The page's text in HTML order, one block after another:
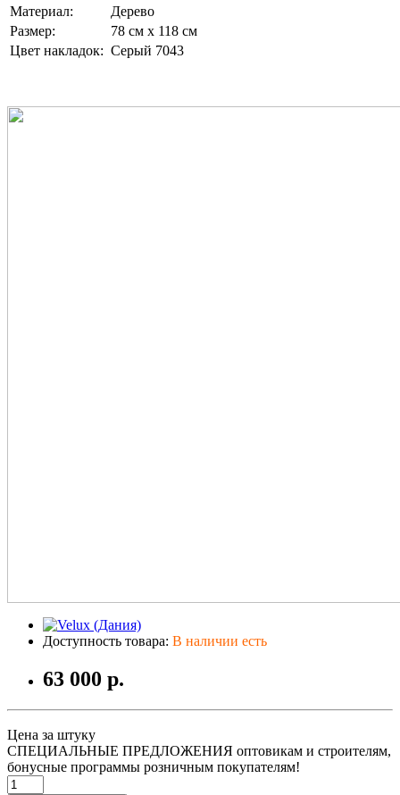
Материал:
Дерево
Размер:
78 см х 118 см
Цвет накладок: Серый 7043
Доступность товара: В наличии есть
63 000 р.
Цена за штуку
СПЕЦИАЛЬНЫЕ ПРЕДЛОЖЕНИЯ оптовикам и строителям,
бонусные программы розничным покупателям!